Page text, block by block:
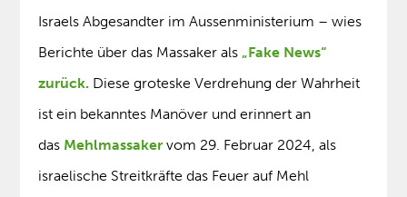
Israels Abgesandter im Aussenministerium – wies
Berichte über das Massaker als„Fake News“
zurück. Diese groteske Verdrehung der Wahrheit
ist ein bekanntes Manöver und erinnert an
das Mehlmassaker vom 29. Februar 2024, als
israelische Streitkräfte das Feuer auf Mehl